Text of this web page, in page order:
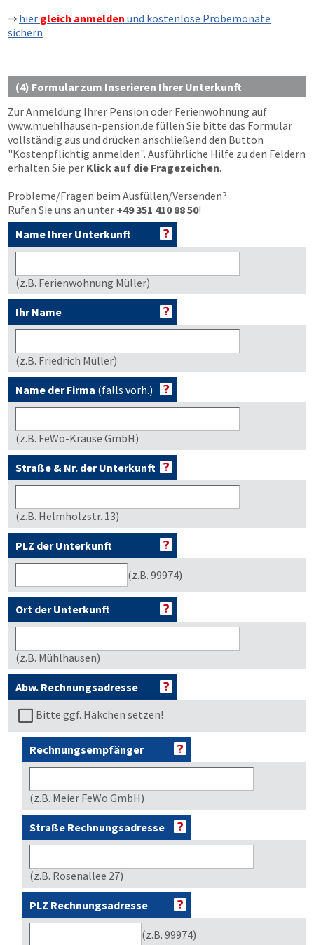
⇒ hier gleich anmelden und kostenlose Probemonate
sichern
(4) Formular zum Inserieren Ihrer Unterkunft
Zur Anmeldung Ihrer Pension oder Ferienwohnung auf
www.muehlhausen-pension.de füllen Sie bitte das Formular
vollständig aus und drücken anschließend den Button
"Kostenpflichtig anmelden". Ausführliche Hilfe zu den Feldern
erhalten Sie per Klick auf die Fragezeichen.
Probleme/Fragen beim Ausfüllen/Versenden?
Rufen Sie uns an unter +49 351 410 88 50!
Name Ihrer Unterkunft
(z.B. Ferienwohnung Müller)
Ihr Name
(z.B. Friedrich Müller)
Name der Firma (falls vorh.)
(z.B. FeWo-Krause GmbH)
Straße & Nr. der Unterkunft
(z.B. Helmholzstr. 13)
PLZ der Unterkunft
(z.B. 99974)
Ort der Unterkunft
(z.B. Mühlhausen)
Abw. Rechnungsadresse
Bitte ggf. Häkchen setzen!
Rechnungsempfänger
(z.B. Meier FeWo GmbH)
Straße Rechnungsadresse
(z.B. Rosenallee 27)
PLZ Rechnungsadresse
(z.B. 99974)